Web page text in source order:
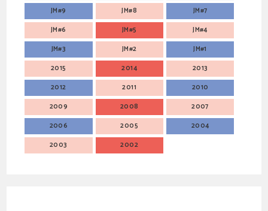
JM#9
JM#8
JM#7
JM#6
JM#5
JM#4
JM#3
JM#2
JM#1
2015
2014
2013
2012
2011
2010
2009
2008
2007
2006
2005
2004
2003
2002